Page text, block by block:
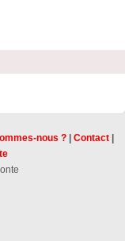
nous ?| Contact|